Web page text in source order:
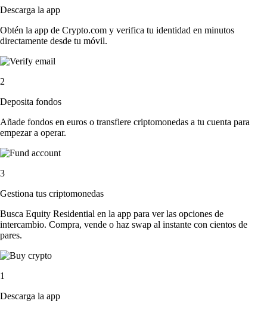
Descarga la app
Obtén la app de Crypto.com y verifica tu identidad en minutos
directamente desde tu móvil.
2
Deposita fondos
Añade fondos en euros o transfiere criptomonedas a tu cuenta para
empezar a operar.
3
Gestiona tus criptomonedas
Busca Equity Residential en la app para ver las opciones de
intercambio. Compra, vende o haz swap al instante con cientos de
pares.
1
Descarga la app